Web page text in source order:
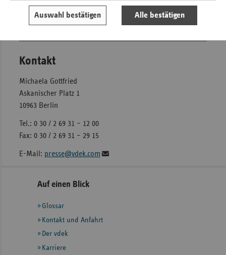
Auswahl bestätigen Alle bestätigen
Verantwortung zu nehmen und – wie von
Bundesgesundheitsminister Philipp Rösler vorgeschlagen –
Kontakt
Michaela Gottfried
Askanischer Platz 1
10963 Berlin
Tel.: 0 30 / 2 69 31 – 12 00
Fax: 0 30 / 2 69 31 – 29 15
E-Mail: presse@vdek.com
Seitennavigation
Seitenleiste
weiteren
Informationen
Auf einen Blick
Glossar
Kontakt und Anfahrt
Der vdek
Karriere